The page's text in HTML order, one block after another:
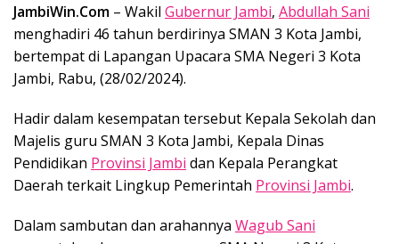
JambiWin.Com – Wakil Gubernur Jambi, Abdullah Sani
menghadiri 46 tahun berdirinya SMAN 3 Kota Jambi,
bertempat di Lapangan Upacara SMA Negeri 3 Kota
Jambi, Rabu, (28/02/2024).
Hadir dalam kesempatan tersebut Kepala Sekolah dan
Majelis guru SMAN 3 Kota Jambi, Kepala Dinas
Pendidikan Provinsi Jambi dan Kepala Perangkat
Daerah terkait Lingkup Pemerintah Provinsi Jambi.
Dalam sambutan dan arahannya Wagub Sani